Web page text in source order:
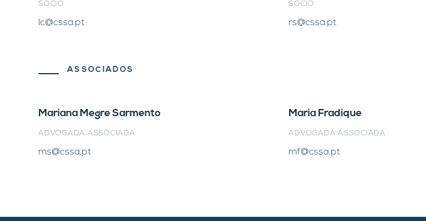
SÓCIO
lc@cssa.pt
SÓCIO
rs@cssa.pt
ASSOCIADOS
Mariana Megre Sarmento
ADVOGADA ASSOCIADA
ms@cssa.pt
Maria Fradique
ADVOGADA ASSOCIADA
mf@cssa.pt